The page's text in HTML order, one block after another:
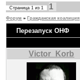
Страница1 из1 1
Форум » Гражданская коалиция
Перезапуск ОНФ
Victor_Korb